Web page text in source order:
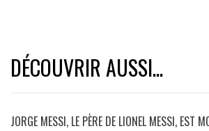
DÉCOUVRIR AUSSI...
JORGE MESSI, LE PÈRE DE LIONEL MESSI, EST